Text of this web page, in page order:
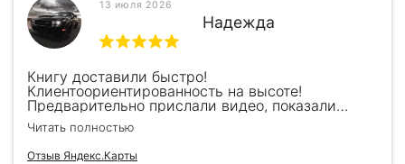
13 июля 2026
Надежда
Книгу доставили быстро!
Клиентоориентированность на высоте!
Предварительно прислали видео, показали
книжку, быстро отправили и положили
подарочек) Спасибо!!!
Читать полностью
Отзыв Яндекс.Карты